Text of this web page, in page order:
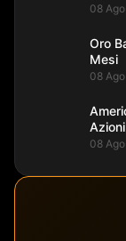
08
Oro
Mesi
08
08